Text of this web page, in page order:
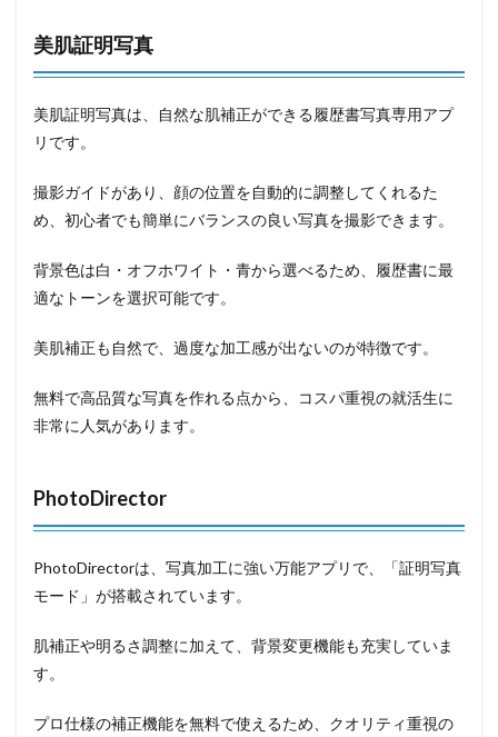
美肌証明写真
美肌証明写真は、自然な肌補正ができる履歴書写真専用アプ
リです。
撮影ガイドがあり、顔の位置を自動的に調整してくれるた
め、初心者でも簡単にバランスの良い写真を撮影できます。
背景色は白・オフホワイト・青から選べるため、履歴書に最
適なトーンを選択可能です。
美肌補正も自然で、過度な加工感が出ないのが特徴です。
無料で高品質な写真を作れる点から、コスパ重視の就活生に
非常に人気があります。
PhotoDirector
PhotoDirectorは、写真加工に強い万能アプリで、「証明写真
モード」が搭載されています。
肌補正や明るさ調整に加えて、背景変更機能も充実していま
す。
プロ仕様の補正機能を無料で使えるため、クオリティ重視の